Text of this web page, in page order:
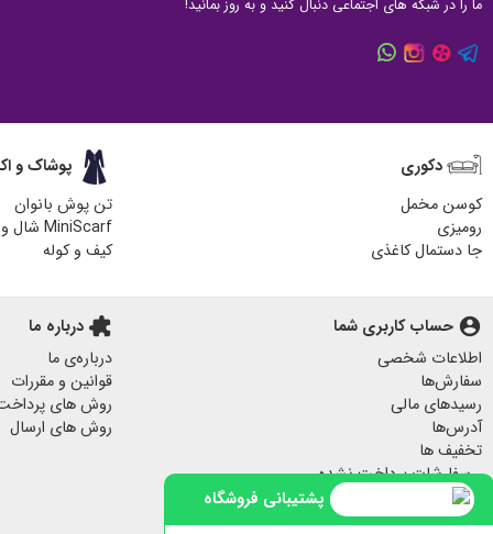
ما را در شبکه های اجتماعی دنبال کنید و به روز بمانید!
دکوری
کوسن مخمل
رومیزی
جا دستمال کاغذی
هدایای مناسبتی
آباژور چوبی رومیزی
پاف مبل
جا کلیدی دیواری
پرده مخمل
لیوان ماگ
پوشاک و
تن پوش بانوان
MiniScarf شال و روسری
کیف و کوله
لیوان و ماگ
سرامیکی
فیلم داستان مفاخر
account_circle حساب کاربری شما
اطلاعات شخصی
سفارش‌ها
رسیدهای مالی
آدرس‌ها
تخفیف ها
سفارشات پرداخت نشده
هشدارهای من
extension درباره ما
درباره‌ی ما
قوانین و مقررات
روش های
روش های ارسال
پشتیبانی فروشگاه